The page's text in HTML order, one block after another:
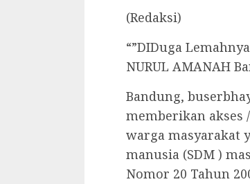
(Redaksi)
“”DIDuga
NURUL AMANAH
Bandung,
memberikan akses
warga masyarakat
manusia (SDM )
Nomor 20 Tahun